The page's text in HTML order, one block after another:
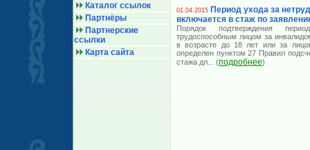
Каталог ссылок
Партнёры
Партнерские
ссылки
Карта сайта
01.04.2015 Период ухода за
включается в стаж по
Порядок подтверждения
трудоспособным лицом за
в возрасте до 18 лет или за
определен пунктом 27 Правил
стажа дл ... (подробнее)